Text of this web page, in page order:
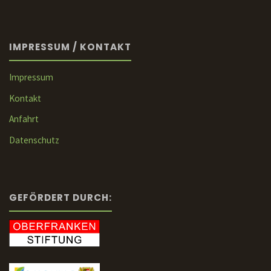
IMPRESSUM / KONTAKT
Impressum
Kontakt
Anfahrt
Datenschutz
GEFÖRDERT DURCH: